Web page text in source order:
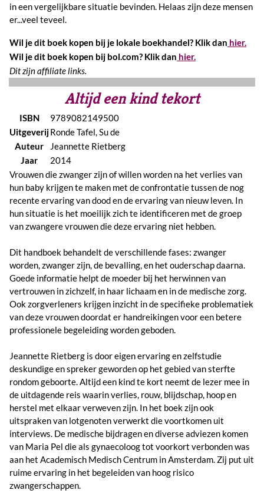
in een vergelijkbare situatie bevinden. Helaas zijn deze mensen
er...veel teveel.
Wil je dit boek kopen bij je lokale boekhandel? Klik dan hier.
Wil je dit boek kopen bij bol.com? Klik dan hier.
Dit zijn affiliate links.
Altijd een kind tekort
ISBN
9789082149500
UitgeverijRonde Tafel, Su de
Auteur
Jeannette Rietberg
Jaar
2014
Vrouwen die zwanger zijn of willen worden na het verlies van
hun baby krijgen te maken met de confrontatie tussen de nog
recente ervaring van dood en de ervaring van nieuw leven. In
hun situatie is het moeilijk zich te identificeren met de groep
van zwangere vrouwen die deze ervaring niet hebben.
Dit handboek behandelt de verschillende fases: zwanger
worden, zwanger zijn, de bevalling, en het ouderschap daarna.
Goede informatie helpt de moeder bij het herwinnen van
vertrouwen in zichzelf, in haar lichaam en in de medische zorg.
Ook zorgverleners krijgen inzicht in de specifieke problematiek
van deze vrouwen doordat er handreikingen voor een betere
professionele begeleiding worden geboden.
Jeannette Rietberg is door eigen ervaring en zelfstudie
deskundige en spreker geworden op het gebied van sterfte
rondom geboorte. Altijd een kind te kort neemt de lezer mee in
de uitdagende reis waarin verlies, rouw, blijdschap, hoop en
herstel met elkaar verweven zijn. In het boek zijn ook
uitspraken van lotgenoten verwerkt die voortkomen uit
interviews. De medische bijdragen en diverse adviezen komen
van Maria Pel die als gynaecoloog tot voorkort verbonden was
aan het Academisch Medisch Centrum in Amsterdam. Zij put uit
ruime ervaring in het begeleiden van hoog risico
zwangerschappen.